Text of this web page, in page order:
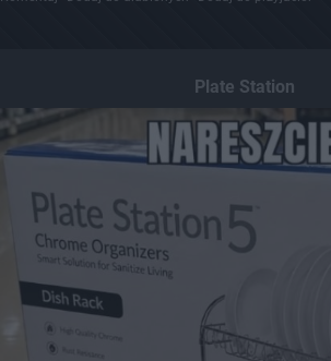
Plate Station